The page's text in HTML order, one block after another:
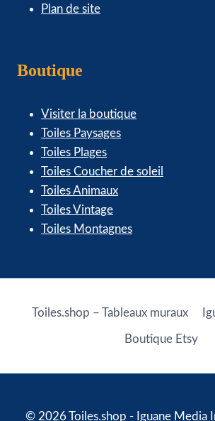
Plan de site
Boutique
Visiter la boutique
Toiles Paysages
Toiles Plages
Toiles Coucher de soleil
Toiles Animaux
Toiles Vintage
Toiles Montagnes
Toiles.shop – Tableaux muraux
Boutique Etsy
© 2026 Toiles.shop - Iguane Media